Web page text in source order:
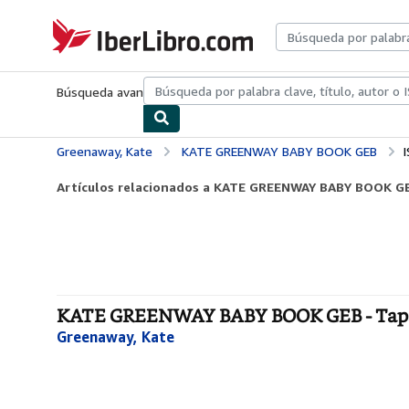
IberLibro.com
Búsqueda avanzadaColecciones Libros antiguosArte y
Greenaway, Kate KATE GREENWAY BABY BOOK GEB
Artículos relacionados a KATE GREENWAY BABY BOOK
KATE GREENWAY BABY BOOK GEB -
Greenaway, Kate